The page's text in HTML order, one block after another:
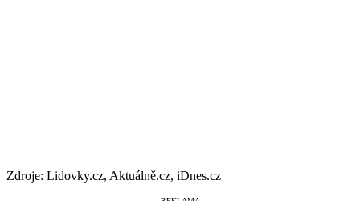
Zdroje: Lidovky.cz, Aktuálně.cz, iDnes.cz